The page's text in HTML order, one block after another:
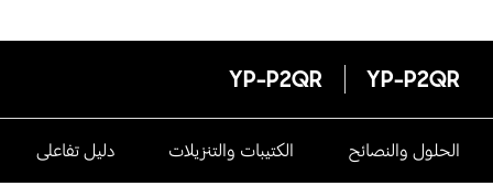
YP-P2QR
YP-P2QR
الحلول والنصائح الكتيبات والتنزيلات دليل تفاعلى